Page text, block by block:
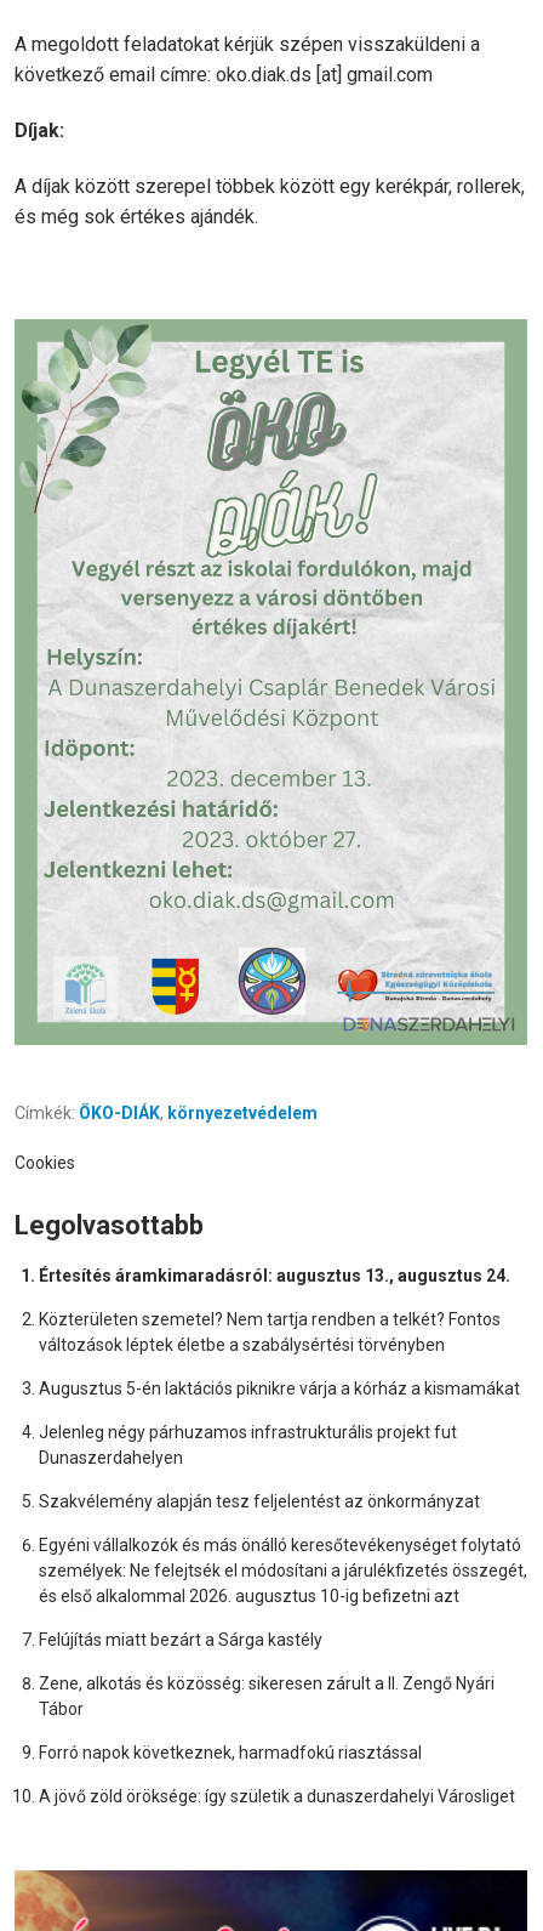
A megoldott feladatokat kérjük szépen visszaküldeni a
következő email címre: oko.diak.ds [at] gmail.com
Díjak:
A díjak között szerepel többek között egy kerékpár, rollerek,
és még sok értékes ajándék.
Címkék: ÖKO-DIÁK, környezetvédelem
Cookies
Legolvasottabb
Értesítés áramkimaradásról: augusztus 13., augusztus 24.
Közterületen szemetel? Nem tartja rendben a telkét? Fontos
változások léptek életbe a szabálysértési törvényben
Augusztus 5-én laktációs piknikre várja a kórház a kismamákat
Jelenleg négy párhuzamos infrastrukturális projekt fut
Dunaszerdahelyen
Szakvélemény alapján tesz feljelentést az önkormányzat
Egyéni vállalkozók és más önálló keresőtevékenységet folytató
személyek: Ne felejtsék el módosítani a járulékfizetés összegét,
és első alkalommal 2026. augusztus 10-ig befizetni azt
Felújítás miatt bezárt a Sárga kastély
Zene, alkotás és közösség: sikeresen zárult a II. Zengő Nyári
Tábor
Forró napok következnek, harmadfokú riasztással
A jövő zöld öröksége: így születik a dunaszerdahelyi Városliget